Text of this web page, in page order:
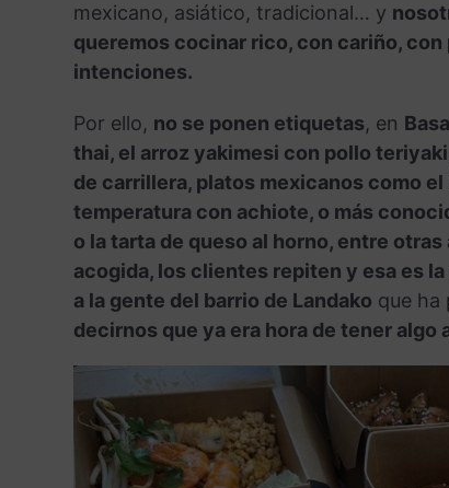
mexicano, asiático, tradicional… y
queremos cocinar rico, con cariño,
intenciones.
Por ello, no se ponen etiquetas, en
thai, el arroz yakimesi con pollo
de carrillera, platos mexicanos como
temperatura con achiote, o más
o la tarta de queso al horno, entre
acogida, los clientes repiten y esa es
a la gente del barrio de Landako que ha
decirnos que ya era hora de tener algo